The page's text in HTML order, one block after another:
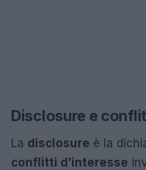
Disclosure e
La disclosure è la
conflitti d’interesse